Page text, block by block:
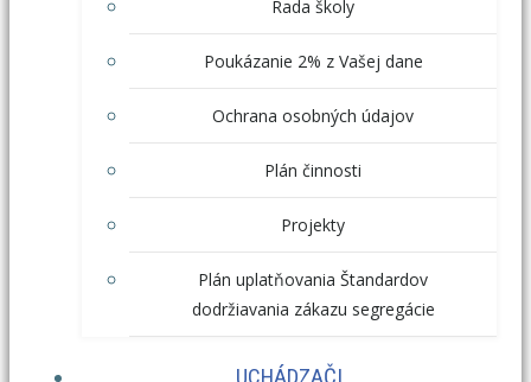
Rada školy
Poukázanie 2% z Vašej dane
Ochrana osobných údajov
Plán činnosti
Projekty
Plán uplatňovania Štandardov
dodržiavania zákazu segregácie
UCHÁDZAČI